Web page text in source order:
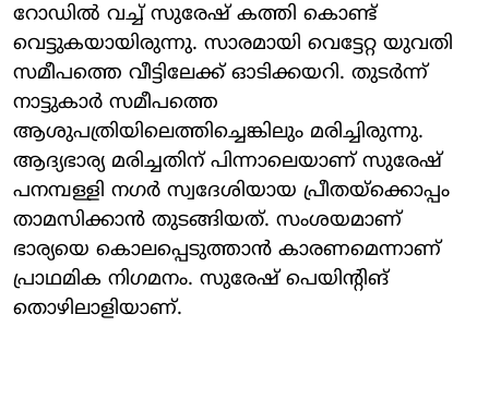
റോഡില്‍ വച്ച് സുരേഷ് കത്തി കൊണ്ട്
വെട്ടുകയായിരുന്നു. സാരമായി വെട്ടേറ്റ യുവതി
സമീപത്തെ വീട്ടിലേക്ക് ഓടിക്കയറി. തുടര്‍ന്ന്
നാട്ടുകാര്‍ സമീപത്തെ
ആശുപത്രിയിലെത്തിച്ചെങ്കിലും മരിച്ചിരുന്നു.
ആദ്യഭാര്യ മരിച്ചതിന് പിന്നാലെയാണ് സുരേഷ്
പനമ്പള്ളി നഗര്‍ സ്വദേശിയായ പ്രീതയ്‌ക്കൊപ്പം
താമസിക്കാന്‍ തുടങ്ങിയത്. സംശയമാണ്
ഭാര്യയെ കൊലപ്പെടുത്താന്‍ കാരണമെന്നാണ്
പ്രാഥമിക നിഗമനം. സുരേഷ് പെയിന്റിങ്
തൊഴിലാളിയാണ്.